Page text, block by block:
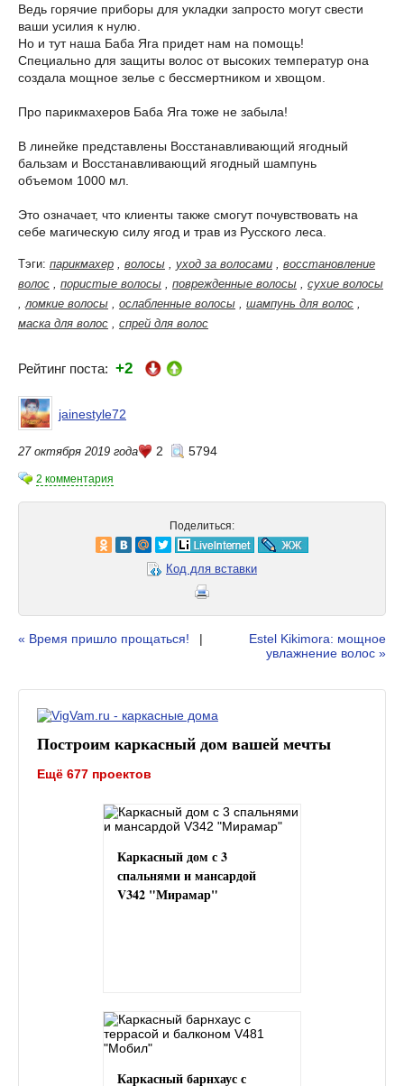
Ведь горячие приборы для укладки запросто могут свести
ваши усилия к нулю.
Но и тут наша Баба Яга придет нам на помощь!
Специально для защиты волос от высоких температур она
создала мощное зелье с бессмертником и хвощом.
Про парикмахеров Баба Яга тоже не забыла!
В линейке представлены Восстанавливающий ягодный
бальзам и Восстанавливающий ягодный шампунь
объемом 1000 мл.
Это означает, что клиенты также смогут почувствовать на
себе магическую силу ягод и трав из Русского леса.
Тэги: парикмахер волосы уход за волосами
восстановление
волос
пористые волосы поврежденные волосы
сухие волосы
ломкие волосы ослабленные волосы шампунь для волос
маска для волос
спрей для волос
Рейтинг поста: +2
jainestyle72
27 октября 2019 года 2 5794
2 комментария
Поделиться:
Код для вставки
« Время пришло прощаться! |
Estel Kikimora: мощное
увлажнение волос »
Построим каркасный дом вашей мечты
Ещё 677 проектов
Каркасный дом с 3
спальнями и мансардой
V342 "Мирамар"
Каркасный барнхаус с